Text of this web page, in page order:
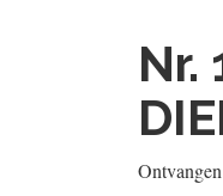
Nr.
Ontvangen